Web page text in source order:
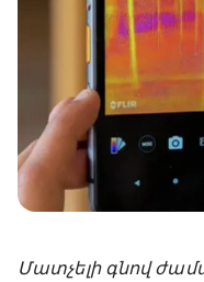
Մատչելի գնով